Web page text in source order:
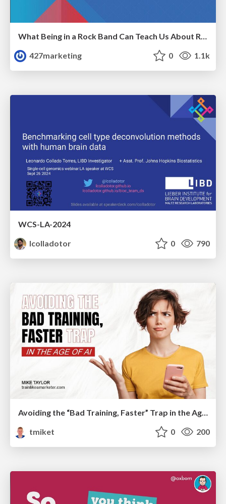
What Being in a Rock Band Can Teach Us About Real World SEO
427marketing
0 1.1k
WCS-LA-2024
lcolladotor
0 790
Avoiding the “Bad Training, Faster” Trap in the Age of AI
tmiket
0 200